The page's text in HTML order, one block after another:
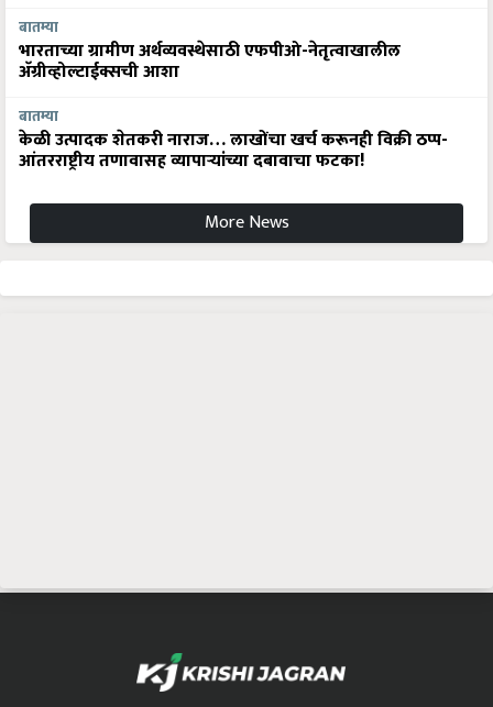
बातम्या
भारताच्या ग्रामीण अर्थव्यवस्थेसाठी एफपीओ-नेतृत्वाखालील
अ‍ॅग्रीव्होल्टाईक्सची आशा
बातम्या
केळी उत्पादक शेतकरी नाराज… लाखोंचा खर्च करूनही विक्री ठप्प-
आंतरराष्ट्रीय तणावासह व्यापाऱ्यांच्या दबावाचा फटका!
More News